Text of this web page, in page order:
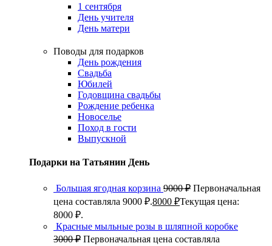
1 сентября
День учителя
День матери
Поводы для подарков
День рождения
Свадьба
Юбилей
Годовщина свадьбы
Рождение ребенка
Новоселье
Поход в гости
Выпускной
Подарки на Татьянин День
Большая ягодная корзина 9000₽ Первоначальная
цена составляла 9000 ₽.8000 ₽Текущая цена:
8000 ₽.
Красные мыльные розы в шляпной коробке
3000₽ Первоначальная цена составляла